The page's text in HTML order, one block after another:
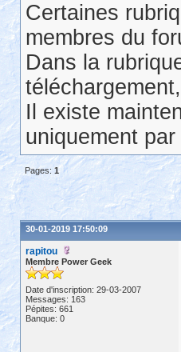
Certaines
membres du
Dans la
Il existe
uniquement par
Pages: 1
30-01-2019 17:50:09
rapitou
Membre Power Geek
Date d'inscription: 29-03-2007
Messages: 163
Pépites: 661
Banque: 0